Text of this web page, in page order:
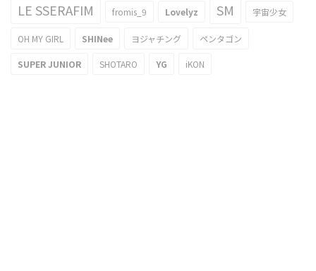
LE SSERAFIM fromis_9 Lovelyz SM 宇宙少女
OH MY GIRL SHINee ヨジャチング ペンタゴン
SUPER JUNIOR SHOTARO YG iKON